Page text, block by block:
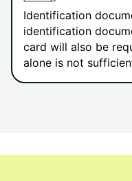
Identification
identification
card will also be
alone is not